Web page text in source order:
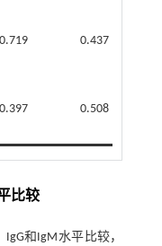
0.719 0.437
0.397 0.508
比较
和IgM水平比较，